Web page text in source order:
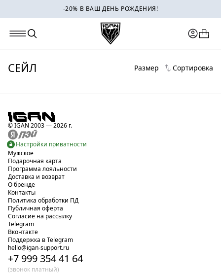
-20% В ВАШ ДЕНЬ РОЖДЕНИЯ!
СЕЙЛ Размер Сортировка
© IGAN 2003 — 2026 г.
Настройки приватности
Мужское
Подарочная карта
Программа лояльности
Доставка и возврат
О бренде
Контакты
Политика обработки ПД
Публичная оферта
Согласие на рассылку
Telegram
Вконтакте
Поддержка в Telegram
hello@igan-support.ru
+7 999 354 41 64
(звонок платный)